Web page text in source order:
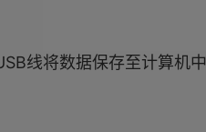
线将数据保存至计算机中